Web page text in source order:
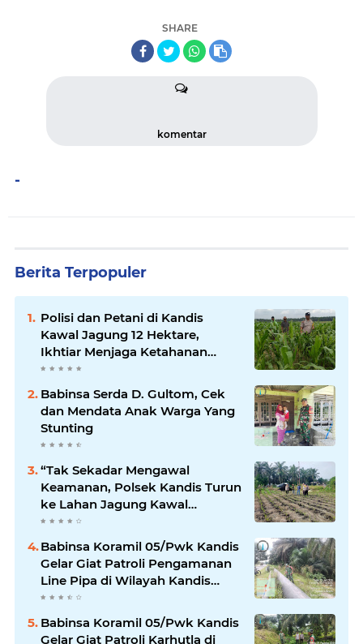
SHARE
komentar
-
Berita Terpopuler
Polisi dan Petani di Kandis
Kawal Jagung 12 Hektare,
Ikhtiar Menjaga Ketahanan
Pangan
Babinsa Serda D. Gultom, Cek
dan Mendata Anak Warga Yang
Stunting
“Tak Sekadar Mengawal
Keamanan, Polsek Kandis Turun
ke Lahan Jagung Kawal
Ketahanan Pangan
Babinsa Koramil 05/Pwk Kandis
Gelar Giat Patroli Pengamanan
Line Pipa di Wilayah Kandis
Kandis
Babinsa Koramil 05/Pwk Kandis
Gelar Giat Patroli Karhutla di